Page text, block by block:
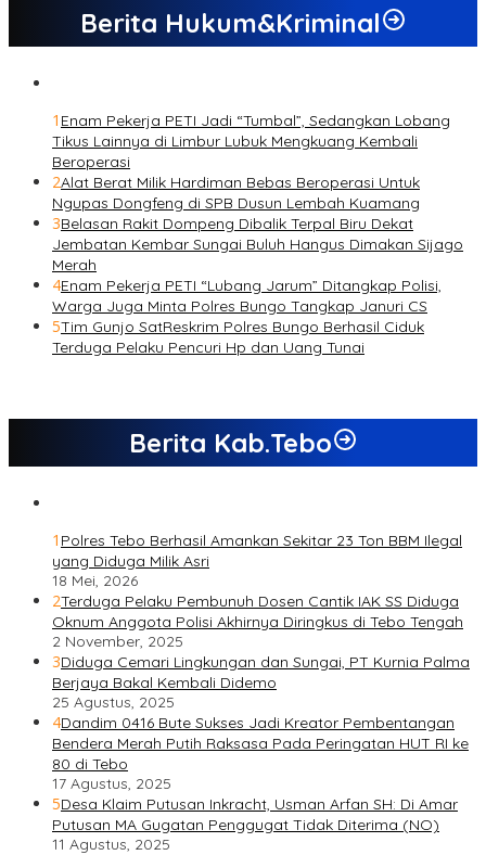
Berita Hukum&Kriminal
1 Enam Pekerja PETI Jadi “Tumbal”, Sedangkan Lobang
Tikus Lainnya di Limbur Lubuk Mengkuang Kembali
Beroperasi
2Alat Berat Milik Hardiman Bebas Beroperasi Untuk
Ngupas Dongfeng di SPB Dusun Lembah Kuamang
3Belasan Rakit Dompeng Dibalik Terpal Biru Dekat
Jembatan Kembar Sungai Buluh Hangus Dimakan Sijago
Merah
4Enam Pekerja PETI “Lubang Jarum” Ditangkap Polisi,
Warga Juga Minta Polres Bungo Tangkap Januri CS
5Tim Gunjo SatReskrim Polres Bungo Berhasil Ciduk
Terduga Pelaku Pencuri Hp dan Uang Tunai
Berita Kab.Tebo
1 Polres Tebo Berhasil Amankan Sekitar 23 Ton BBM Ilegal
yang Diduga Milik Asri
18 Mei, 2026
2Terduga Pelaku Pembunuh Dosen Cantik IAK SS Diduga
Oknum Anggota Polisi Akhirnya Diringkus di Tebo Tengah
2 November, 2025
3Diduga Cemari Lingkungan dan Sungai, PT Kurnia Palma
Berjaya Bakal Kembali Didemo
25 Agustus, 2025
4Dandim 0416 Bute Sukses Jadi Kreator Pembentangan
Bendera Merah Putih Raksasa Pada Peringatan HUT RI ke
80 di Tebo
17 Agustus, 2025
5Desa Klaim Putusan Inkracht, Usman Arfan SH: Di Amar
Putusan MA Gugatan Penggugat Tidak Diterima (NO)
11 Agustus, 2025